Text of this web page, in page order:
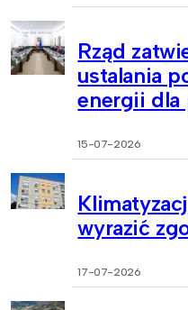
Rząd
ustalania
energii dla
15-07-2026
wyrazić
17-07-2026